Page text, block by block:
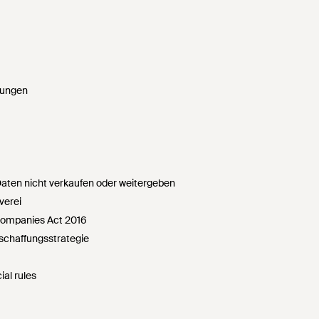
nicht verkaufen oder weitergeben
Act 2016
rules